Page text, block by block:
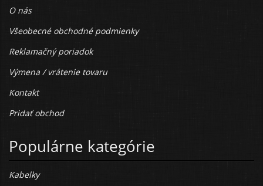
O nás
Všeobecné obchodné podmienky
Reklamačný poriadok
Výmena / vrátenie tovaru
Kontakt
Pridať obchod
Populárne kategórie
Kabelky